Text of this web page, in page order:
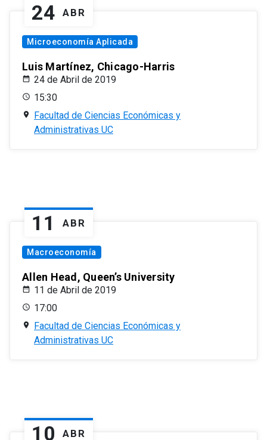
24 ABR
Microeconomía Aplicada
Luis Martínez, Chicago-Harris
24 de Abril de 2019
15:30
Facultad de Ciencias Económicas y
Administrativas UC
11 ABR
Macroeconomía
Allen Head, Queen’s University
11 de Abril de 2019
17:00
Facultad de Ciencias Económicas y
Administrativas UC
10 ABR